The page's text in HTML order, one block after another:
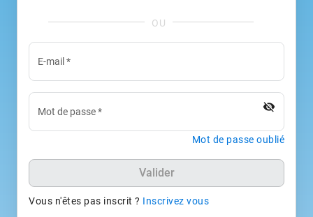
E-mail *
Mot de passe* visibility_off
Mot de passe oublié
Valider
Vous n'êtes pas inscrit ? Inscrivez vous